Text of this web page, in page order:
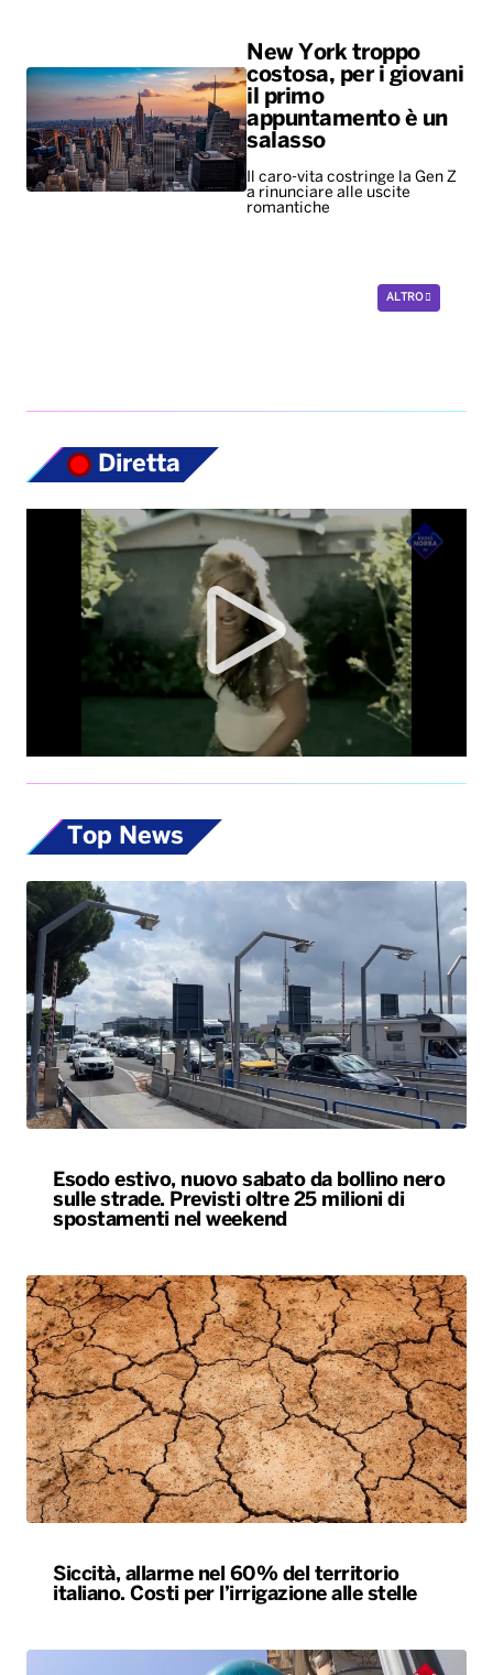
New York troppo
costosa, per i giovani
il primo
appuntamento è un
salasso
Il caro-vita costringe la Gen Z
a rinunciare alle uscite
romantiche
ALTRO
Diretta
Top News
Esodo estivo, nuovo sabato da bollino nero
sulle strade. Previsti oltre 25 milioni di
spostamenti nel weekend
Siccità, allarme nel 60% del territorio
italiano. Costi per l’irrigazione alle stelle